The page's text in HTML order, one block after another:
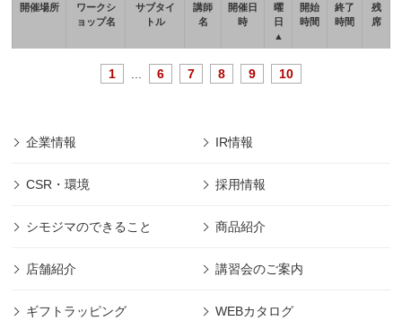
開催場所
ワークシ
ョップ名
サブタイ
トル
講師
名
開催日
時
曜
日
▲
開始
時間
終了
時間
残
席
1 6 7 8 9 10
企業情報 IR情報
CSR・環境 採用情報
シモジマのできること 商品紹介
店舗紹介 講習会のご案内
ギフトラッピング WEBカタログ